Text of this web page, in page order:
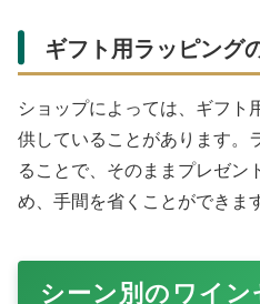
ギフト用ラッピング
ショップによっては、ギフト
供していることがあります。
ることで、そのままプレゼン
め、手間を省くことができます
シーン別のワイ